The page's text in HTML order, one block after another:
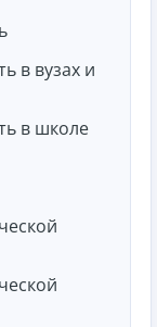
в вузах и
в школе